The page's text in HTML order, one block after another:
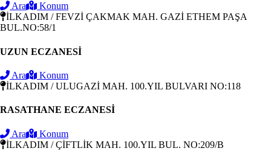
Ara
Konum
İLKADIM / FEVZİ ÇAKMAK MAH. GAZİ ETHEM PAŞA
BUL.NO:58/1
UZUN ECZANESİ
Ara
Konum
İLKADIM / ULUGAZİ MAH. 100.YIL BULVARI NO:118
RASATHANE ECZANESİ
Ara
Konum
İLKADIM / ÇİFTLİK MAH. 100.YIL BUL. NO:209/B